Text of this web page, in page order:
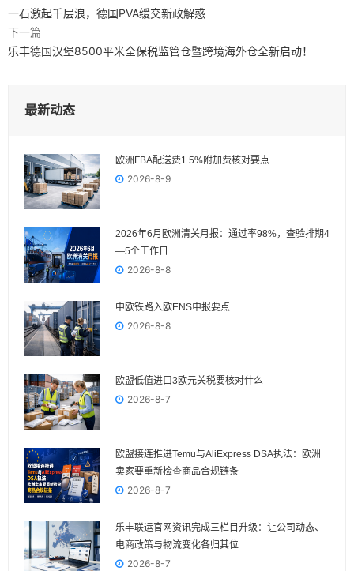
⼀⽯激起千层浪，德国PVA缓交新政解惑
下一篇
乐丰德国汉堡8500平米全保税监管仓暨跨境海外仓全新启动！
最新动态
欧洲FBA配送费1.5%附加费核对要点
2026-8-9
2026年6月欧洲清关月报：通过率98%，查验排期4
—5个工作日
2026-8-8
中欧铁路入欧ENS申报要点
2026-8-8
欧盟低值进口3欧元关税要核对什么
2026-8-7
欧盟接连推进Temu与AliExpress DSA执法：欧洲
卖家要重新检查商品合规链条
2026-8-7
乐丰联运官网资讯完成三栏目升级：让公司动态、
电商政策与物流变化各归其位
2026-8-7